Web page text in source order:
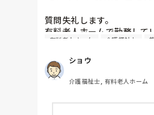
質問失礼します。
有料老人ホームで勤務して
を、どのくらいの頻度で行
いただきたく質問いたしま
うちの施設では現在、以
います。
有料老人ホーム 介護福祉士
ショウ
介護福祉士, 有料老人ホーム